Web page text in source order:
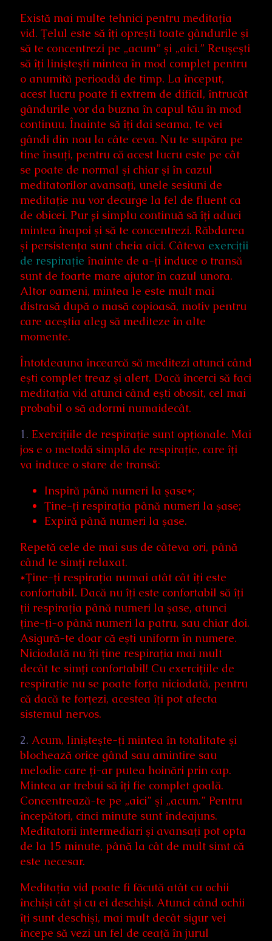
Există mai multe tehnici pentru meditaţia
vid. Ţelul este să îţi opreşti toate gândurile şi
să te concentrezi pe „acum” şi „aici.” Reuşeşti
să îţi linişteşti mintea în mod complet pentru
o anumită perioadă de timp. La început,
acest lucru poate fi extrem de dificil, întrucât
gândurile vor da buzna în capul tău în mod
continuu. Înainte să îţi dai seama, te vei
gândi din nou la câte ceva. Nu te supăra pe
tine însuţi, pentru că acest lucru este pe cât
se poate de normal şi chiar şi în cazul
meditatorilor avansaţi, unele sesiuni de
meditaţie nu vor decurge la fel de fluent ca
de obicei. Pur și simplu continuă să îţi aduci
mintea înapoi şi să te concentrezi. Răbdarea
şi persistenţa sunt cheia aici. Câteva exerciţii
de respiraţie înainte de a-ţi induce o transă
sunt de foarte mare ajutor în cazul unora.
Altor oameni, mintea le este mult mai
distrasă după o masă copioasă, motiv pentru
care aceştia aleg să mediteze în alte
momente.
Întotdeauna încearcă să meditezi atunci când
eşti complet treaz şi alert. Dacă încerci să faci
meditaţia vid atunci când eşti obosit, cel mai
probabil o să adormi numaidecât.
1. Exerciţiile de respiraţie sunt opţionale. Mai
jos e o metodă simplă de respiraţie, care îţi
va induce o stare de transă:
Inspiră până numeri la şase*;
Ţine-ţi respiraţia până numeri la şase;
Expiră până numeri la şase.
Repetă cele de mai sus de câteva ori, până
când te simţi relaxat.
*Ţine-ţi respiraţia numai atât cât îţi este
confortabil. Dacă nu îţi este confortabil să îţi
ţii respiraţia până numeri la şase, atunci
ţine-ţi-o până numeri la patru, sau chiar doi.
Asigură-te doar că eşti uniform în numere.
Niciodată nu îţi ţine respiraţia mai mult
decât te simţi confortabil! Cu exerciţiile de
respiraţie nu se poate forţa niciodată, pentru
că dacă te forţezi, acestea îţi pot afecta
sistemul nervos.
2. Acum, linişteşte-ţi mintea în totalitate şi
blochează orice gând sau amintire sau
melodie care ţi-ar putea hoinări prin cap.
Mintea ar trebui să îţi fie complet goală.
Concentrează-te pe „aici” şi „acum.” Pentru
începători, cinci minute sunt îndeajuns.
Meditatorii intermediari şi avansaţi pot opta
de la 15 minute, până la cât de mult simt că
este necesar.
Meditaţia vid poate fi făcută atât cu ochii
închişi cât şi cu ei deschişi. Atunci când ochii
îţi sunt deschişi, mai mult decât sigur vei
începe să vezi un fel de ceaţă în jurul